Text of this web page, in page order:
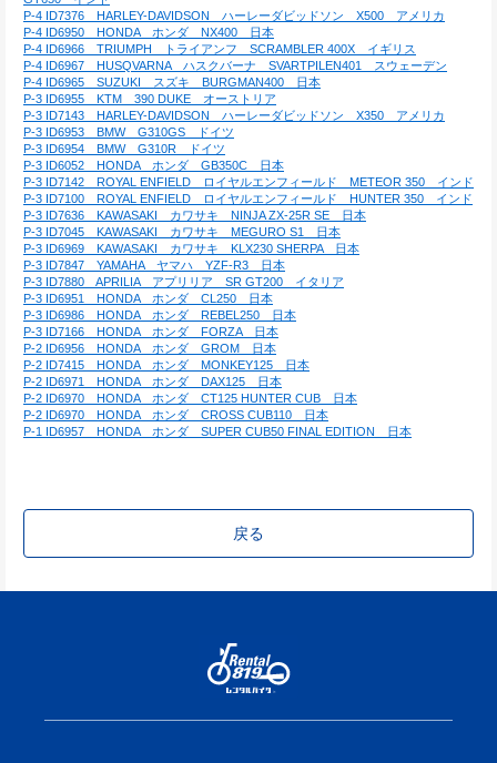
P-4 ID7376　HARLEY-DAVIDSON　ハーレーダビッドソン　X500　アメリカ
P-4 ID6950　HONDA　ホンダ　NX400　日本
P-4 ID6966　TRIUMPH　トライアンフ　SCRAMBLER 400X　イギリス
P-4 ID6967　HUSQVARNA　ハスクバーナ　SVARTPILEN401　スウェーデン
P-4 ID6965　SUZUKI　スズキ　BURGMAN400　日本
P-3 ID6955　KTM　390 DUKE　オーストリア
P-3 ID7143　HARLEY-DAVIDSON　ハーレーダビッドソン　X350　アメリカ
P-3 ID6953　BMW　G310GS　ドイツ
P-3 ID6954　BMW　G310R　ドイツ
P-3 ID6052　HONDA　ホンダ　GB350C　日本
P-3 ID7142　ROYAL ENFIELD　ロイヤルエンフィールド　METEOR 350　インド
P-3 ID7100　ROYAL ENFIELD　ロイヤルエンフィールド　HUNTER 350　インド
P-3 ID7636　KAWASAKI　カワサキ　NINJA ZX-25R SE　日本
P-3 ID7045　KAWASAKI　カワサキ　MEGURO S1　日本
P-3 ID6969　KAWASAKI　カワサキ　KLX230 SHERPA　日本
P-3 ID7847　YAMAHA　ヤマハ　YZF-R3　日本
P-3 ID7880　APRILIA　アプリリア　SR GT200　イタリア
P-3 ID6951　HONDA　ホンダ　CL250　日本
P-3 ID6986　HONDA　ホンダ　REBEL250　日本
P-3 ID7166　HONDA　ホンダ　FORZA　日本
P-2 ID6956　HONDA　ホンダ　GROM　日本
P-2 ID7415　HONDA　ホンダ　MONKEY125　日本
P-2 ID6971　HONDA　ホンダ　DAX125　日本
P-2 ID6970　HONDA　ホンダ　CT125 HUNTER CUB　日本
P-2 ID6970　HONDA　ホンダ　CROSS CUB110　日本
P-1 ID6957　HONDA　ホンダ　SUPER CUB50 FINAL EDITION　日本
戻る